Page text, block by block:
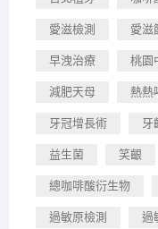
愛滋檢測 愛滋
早洩治療 桃園
減肥天母 熱熱
牙冠增長術 牙
益生菌 笑齦
總咖啡酸衍生物
過敏原檢測 過